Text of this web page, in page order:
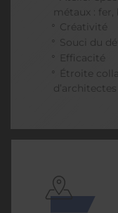
métaux : fer,
Créativité
Souci du
Efficacité
Étroite